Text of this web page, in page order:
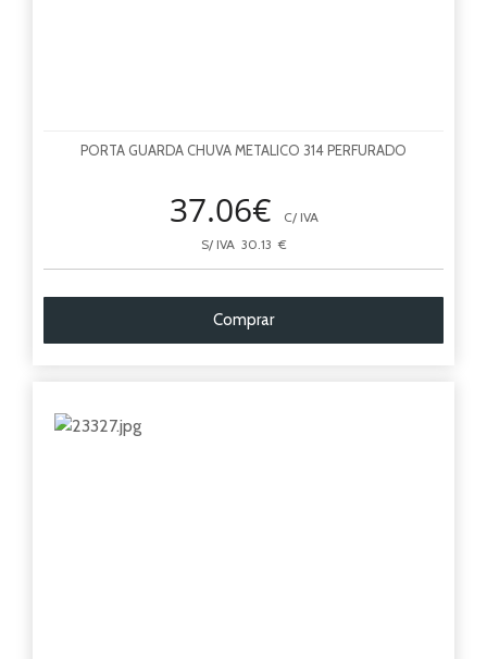
PORTA GUARDA CHUVA METALICO 314 PERFURADO
37.06€
C/ IVA
S/ IVA 30.13 €
Comprar